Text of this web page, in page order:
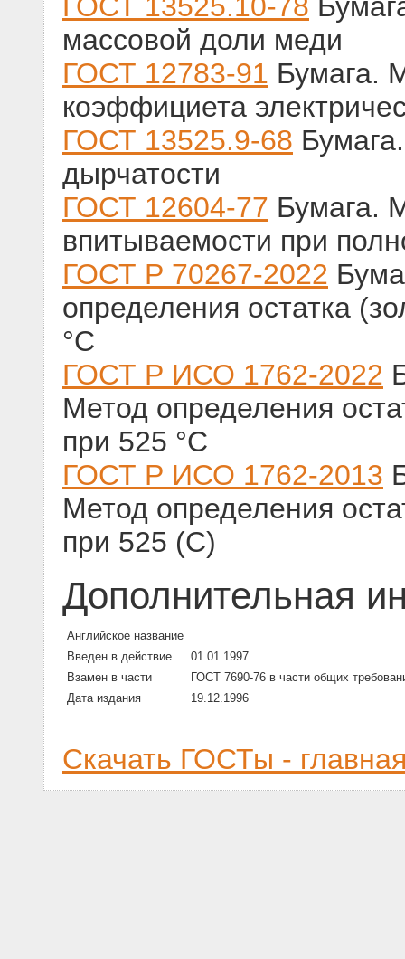
массовой доли меди
ГОСТ 12783-91 Бумага.
коэффициета
ГОСТ 13525.9-68
дырчатости
ГОСТ 12604-77 Бумага.
впитываемости при
ГОСТ Р 70267-2022
определения остатка
°С
ГОСТ Р ИСО 1762-2022
Метод определения
при 525 °С
ГОСТ Р ИСО 1762-2013
Метод определения
при 525 (С)
Дополнительная
Английское название
Введен в действие
01.01.1997
Взамен в части
ГОСТ 7690-76 в части общих
Дата издания
19.12.1996
Скачать ГОСТы -